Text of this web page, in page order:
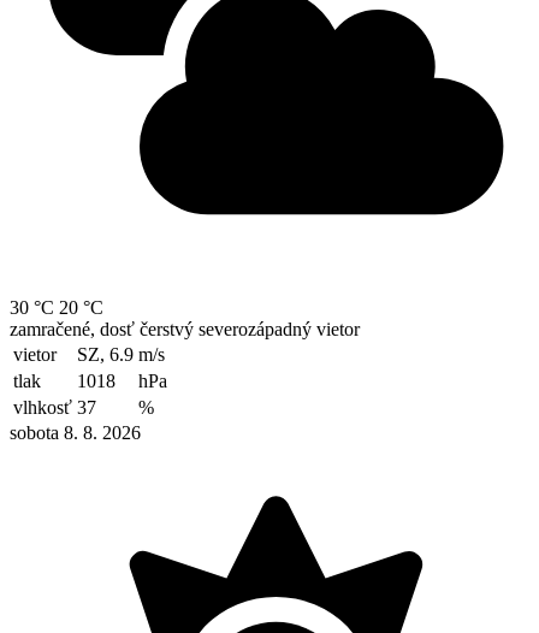
30 °C 20 °C
zamračené, dosť čerstvý severozápadný vietor
vietor
SZ, 6.9 m/s
tlak
1018
hPa
vlhkosť 37
%
sobota 8. 8. 2026